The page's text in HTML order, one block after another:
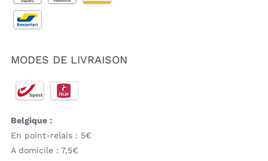
MODES DE LIVRAISON
Belgique :
En point-relais : 5€
A domicile : 7,5€